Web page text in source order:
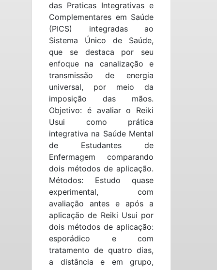
das Praticas Integrativas e
Complementares em Saúde
(PICS) integradas ao
Sistema Único de Saúde,
que se destaca por seu
enfoque na canalização e
transmissão de energia
universal, por meio da
imposição das mãos.
Objetivo: é avaliar o Reiki
Usui como prática
integrativa na Saúde Mental
de Estudantes de
Enfermagem comparando
dois métodos de aplicação.
Métodos: Estudo quase
experimental, com
avaliação antes e após a
aplicação de Reiki Usui por
dois métodos de aplicação:
esporádico e com
tratamento de quatro dias,
a distância e em grupo,